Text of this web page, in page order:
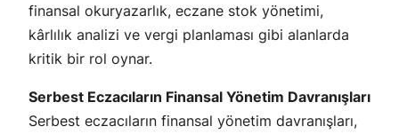
finansal okuryazarlık, eczane stok yönetimi,
kârlılık analizi ve vergi planlaması gibi alanlarda
kritik bir rol oynar.
Serbest Eczacıların Finansal Yönetim Davranışları
Serbest eczacıların finansal yönetim davranışları,